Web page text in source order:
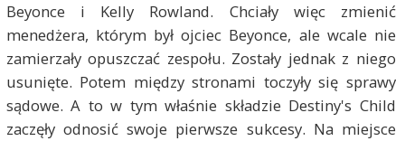
Beyonce i Kelly Rowland. Chciały więc zmienić
menedżera, którym był ojciec Beyonce, ale wcale nie
zamierzały opuszczać zespołu. Zostały jednak z niego
usunięte. Potem między stronami toczyły się sprawy
sądowe. A to w tym właśnie składzie Destiny's Child
zaczęły odnosić swoje pierwsze sukcesy. Na miejsce